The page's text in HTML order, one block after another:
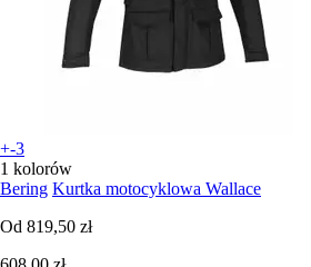
+-3
1 kolorów
Bering Kurtka motocyklowa Wallace
Od 819,50 zł